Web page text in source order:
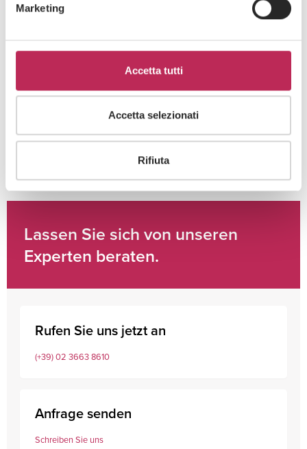
Marketing
Accetta tutti
Accetta selezionati
Rifiuta
Area di interesse
Cliccando su "iscriviti" dichiari di aver preso visione
dell'informativa della privacy
Lassen Sie sich von unseren
Experten beraten.
Rufen Sie uns jetzt an
(+39) 02 3663 8610
Anfrage senden
Schreiben Sie uns